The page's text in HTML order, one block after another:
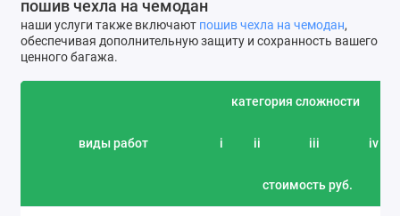
пошив чехла на чемодан
наши услуги также включают пошив чехла на чемодан,
обеспечивая дополнительную защиту и сохранность вашего
ценного багажа.
виды работ
категория сложности
i ii iii iv
стоимость руб.